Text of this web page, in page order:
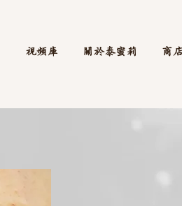
視頻庫 關於泰蜜莉 商店